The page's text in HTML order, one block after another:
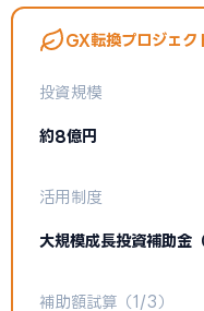
GX転換プロジェク
投資規模
約8億円
活用制度
大規模成長投資補助金
補助額試算（1/3）